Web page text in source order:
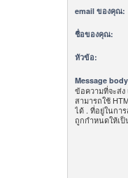
email ของคุณ:
ชื่อของคุณ:
หัวข้อ:
Message
ข้อความที่จะส่
สามารถใช้
ได้ . ที่อยู่ในกา
ถูกกำหนดให้เป็